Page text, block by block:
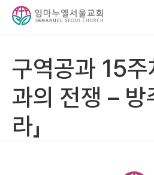
구역공과 15주
과의 전쟁 – 방
라」